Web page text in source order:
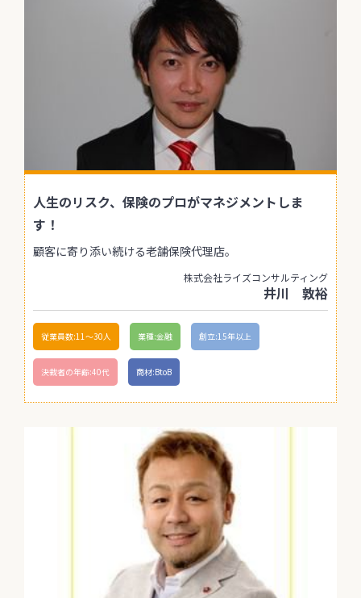
人生のリスク、保険のプロがマネジメントしま
す！
顧客に寄り添い続ける老舗保険代理店。
株式会社ライズコンサルティング
井川 敦裕
従業員数:11〜30人 業種:金融 創立:15年以上
決裁者の年齢:40代 商材:BtoB